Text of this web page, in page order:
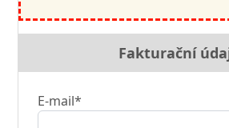
Fakturační
E-mail*